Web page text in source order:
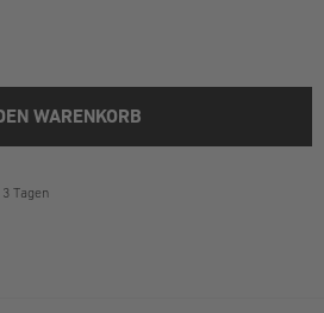
WARENKORB
Tagen